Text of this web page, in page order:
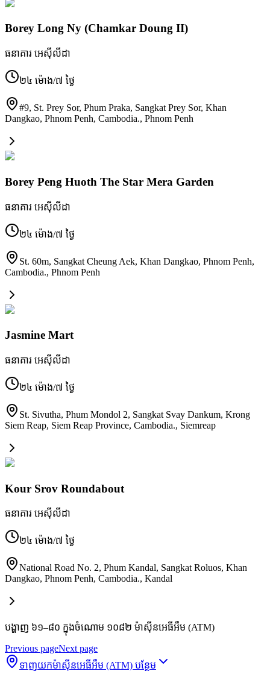
Borey Long Ny (Chamkar Doung II)
ធនាគារ អេស៊ីលីដា
២៤ ម៉ោង/៧ ថ្ងៃ
#9, St. Prey Sor, Phum Praka, Sangkat Prey Sor, Khan
Dangkao, Phnom Penh, Cambodia., Phnom Penh
Borey Peng Huoth The Star Mera Garden
ធនាគារ អេស៊ីលីដា
២៤ ម៉ោង/៧ ថ្ងៃ
St. 60m, Sangkat Cheung Aek, Khan Dangkao, Phnom Penh,
Cambodia., Phnom Penh
Jasmine Mart
ធនាគារ អេស៊ីលីដា
២៤ ម៉ោង/៧ ថ្ងៃ
St. Sivutha, Phum Mondol 2, Sangkat Svay Dankum, Krong
Siem Reap, Siem Reap Province, Cambodia., Siemreap
Kour Srov Roundabout
ធនាគារ អេស៊ីលីដា
២៤ ម៉ោង/៧ ថ្ងៃ
National Road No. 2, Phum Kandal, Sangkat Roluos, Khan
Dangkao, Phnom Penh, Cambodia., Kandal
បង្ហាញ ៦១–៨០ ក្នុងចំណោម ១០៨២ ម៉ាស៊ីនអេធីអឹម (ATM)
Previous pageNext page
ទាញយកម៉ាស៊ីនអេធីអឹម (ATM) បន្ថែម